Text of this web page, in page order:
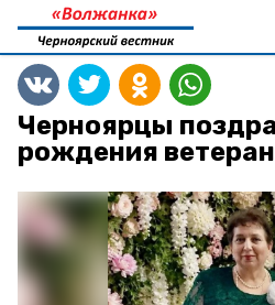
Черноярцы
рождения